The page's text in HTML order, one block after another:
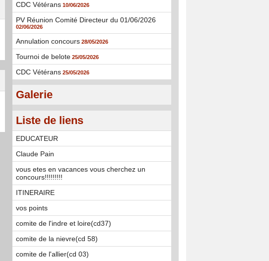
CDC Vétérans 10/06/2026
PV Réunion Comité Directeur du 01/06/2026
02/06/2026
Annulation concours 28/05/2026
Tournoi de belote 25/05/2026
CDC Vétérans 25/05/2026
Galerie
Liste de liens
EDUCATEUR
Claude Pain
vous etes en vacances vous cherchez un
concours!!!!!!!!!
ITINERAIRE
vos points
comite de l'indre et loire(cd37)
comite de la nievre(cd 58)
comite de l'allier(cd 03)